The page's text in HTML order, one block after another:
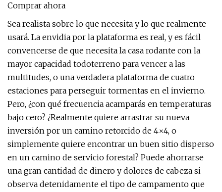
Comprar ahora
Sea realista sobre lo que necesita y lo que realmente
usará. La envidia por la plataforma es real, y es fácil
convencerse de que necesita la casa rodante con la
mayor capacidad todoterreno para vencer a las
multitudes, o una verdadera plataforma de cuatro
estaciones para perseguir tormentas en el invierno.
Pero, ¿con qué frecuencia acamparás en temperaturas
bajo cero? ¿Realmente quiere arrastrar su nueva
inversión por un camino retorcido de 4×4, o
simplemente quiere encontrar un buen sitio disperso
en un camino de servicio forestal? Puede ahorrarse
una gran cantidad de dinero y dolores de cabeza si
observa detenidamente el tipo de campamento que